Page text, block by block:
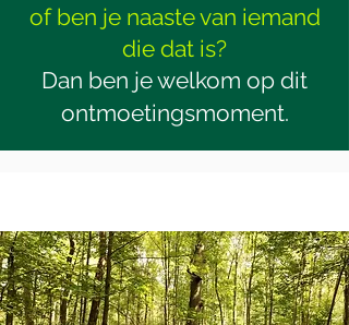
of ben je naaste van iemand
die dat is?
Dan ben je welkom op dit
ontmoetingsmoment.